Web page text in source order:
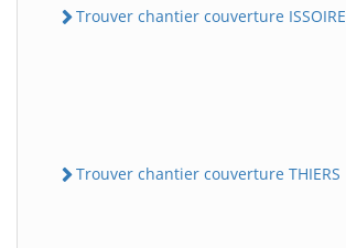
Trouver chantier couverture ISSOIRE
Trouver chantier couverture THIERS